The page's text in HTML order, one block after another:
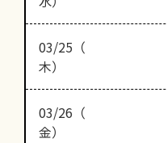
03/25（
木）
03/26（
金）